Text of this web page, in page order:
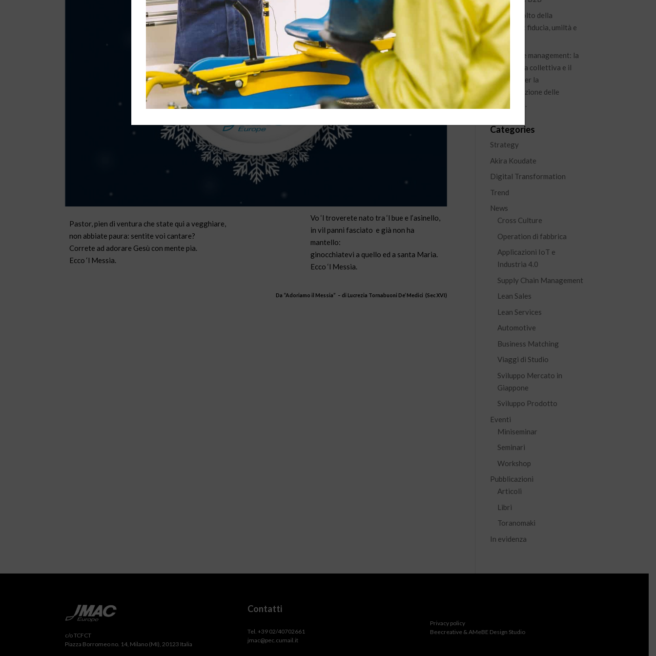
Pastor, pien di ventura che state qui a vegghiare,
non abbiate paura: sentite voi cantare?
Correte ad adorare Gesù con mente pia.
Ecco ‘l Messia.
Vo ‘l troverete nato tra ‘l bue e l’asinello,
in vil panni fasciato e già non ha
mantello:
ginocchiatevi a quello ed a santa Maria.
Ecco ‘l Messia.
Da “Adoriamo il Messia” – di Lucrezia Tornabuoni De’ Medici (Sec XVI)
Il nuovo volto della
leadership: fiducia, umiltà e
visione
Knowledge management: la
conoscenza collettiva e il
percorso per la
capitalizzazione delle
esperienze.
Categories
Strategy
Akira Koudate
Digital Transformation
Trend
News
Cross Culture
Operation di fabbrica
Applicazioni IoT e
Industria 4.0
Supply Chain Management
Lean Sales
Lean Services
Automotive
Business Matching
Viaggi di Studio
Sviluppo Mercato in
Giappone
Sviluppo Prodotto
Eventi
Miniseminar
Seminari
Workshop
Pubblicazioni
Articoli
Libri
Toranomaki
In evidenza
c/o TCFCT
Piazza Borromeo no. 14, Milano (MI), 20123 Italia
Contatti
Tel. +39 02/40702661
jmac@pec.cumail.it
Privacy policy
Beecreative & AMeBE Design Studio